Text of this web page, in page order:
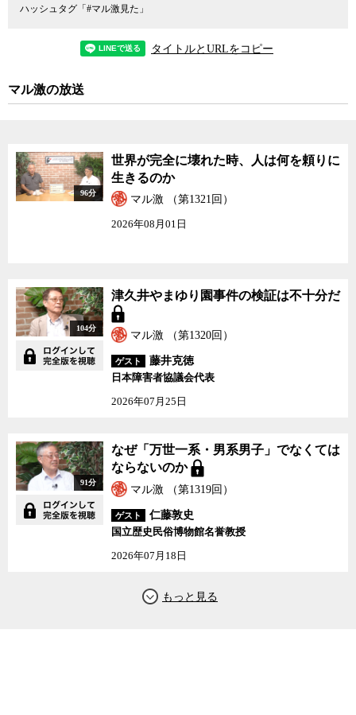
助成することになっているが、これではメディアが政府から多額の
ア報道が担保されるかどうかについても懸念が残る。
ら、実際は憲法審査会を設置することを定める国会法の改正をも含
「国民投票法案」と呼ぶことに疑いを持つ必要があるというのが井
口氏の主張だ。与党が今国会での成立の意志を明確にしているにも
かかわらず、メディアが法案の問題点を積極的に指摘しようとしな
い点も気になる。
5月3日の憲法記念日までの法案成立が取りざたされる中、憲法調
に考えた。
ハッシュタグ「#マル激見た」
タイトルとURLをコピー
マル激の放送
96分
世界が完全に壊れた時、人は何を頼りに
生きるのか
マル激 （第1321回）
2026年08月01日
104分
津久井やまゆり園事件の検証は不十分だ
マル激 （第1320回）
ゲスト
藤井克徳
日本障害者協議会代表
2026年07月25日
91分
なぜ「万世一系・男系男子」でなくては
ならないのか
マル激 （第1319回）
ゲスト
仁藤敦史
国立歴史民俗博物館名誉教授
2026年07月18日